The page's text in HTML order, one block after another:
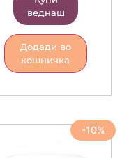
веднаш
Додади во
кошничка
-10%